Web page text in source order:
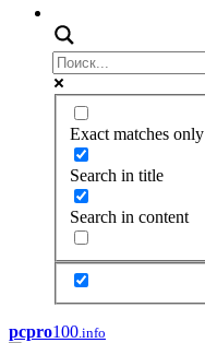
Exact matches only
Search in title
Search in content
pcpro100.info